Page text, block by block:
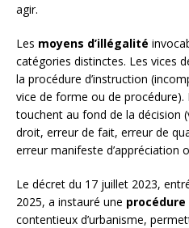
agir.
Les moyens d’illégalité
catégories distinctes. Les vices
la procédure d’instruction
vice de forme ou de procédure).
touchent au fond de la décision
droit, erreur de fait, erreur de
erreur manifeste d’appréciation
Le décret du 17 juillet 2023,
2025, a instauré une
contentieux d’urbanisme,